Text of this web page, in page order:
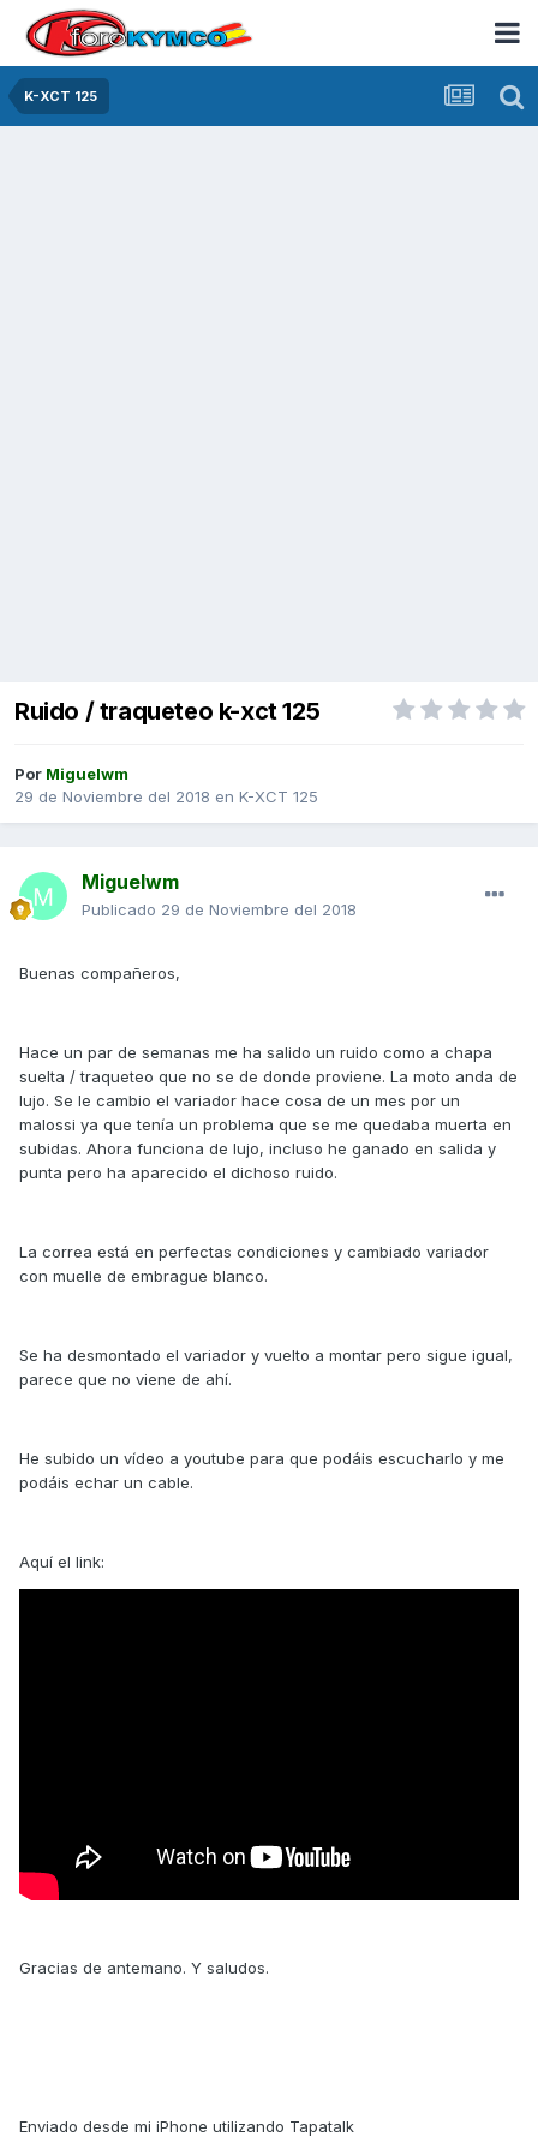
K-XCT 125
Ruido / traqueteo k-xct 125
Por Miguelwm
29 de Noviembre del 2018 en K-XCT 125
Miguelwm
Publicado 29 de Noviembre del 2018
Buenas compañeros,
Hace un par de semanas me ha salido un ruido como a chapa
suelta / traqueteo que no se de donde proviene. La moto anda de
lujo. Se le cambio el variador hace cosa de un mes por un
malossi ya que tenía un problema que se me quedaba muerta en
subidas. Ahora funciona de lujo, incluso he ganado en salida y
punta pero ha aparecido el dichoso ruido.
La correa está en perfectas condiciones y cambiado variador
con muelle de embrague blanco.
Se ha desmontado el variador y vuelto a montar pero sigue igual,
parece que no viene de ahí.
He subido un vídeo a youtube para que podáis escucharlo y me
podáis echar un cable.
Aquí el link:
Gracias de antemano. Y saludos.
Enviado desde mi iPhone utilizando Tapatalk